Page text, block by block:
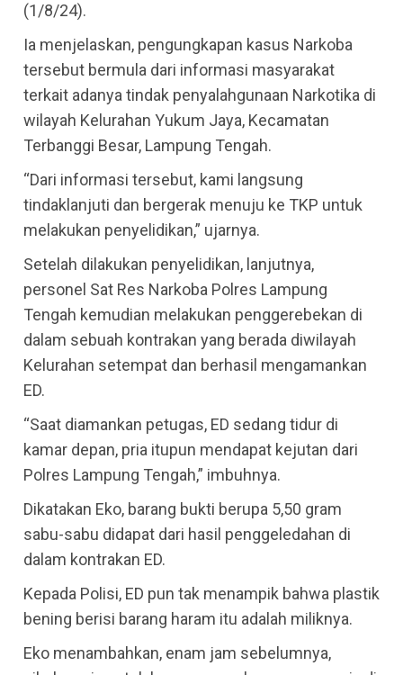
(1/8/24).
Ia menjelaskan, pengungkapan kasus Narkoba
tersebut bermula dari informasi masyarakat
terkait adanya tindak penyalahgunaan Narkotika di
wilayah Kelurahan Yukum Jaya, Kecamatan
Terbanggi Besar, Lampung Tengah.
“Dari informasi tersebut, kami langsung
tindaklanjuti dan bergerak menuju ke TKP untuk
melakukan penyelidikan,” ujarnya.
Setelah dilakukan penyelidikan, lanjutnya,
personel Sat Res Narkoba Polres Lampung
Tengah kemudian melakukan penggerebekan di
dalam sebuah kontrakan yang berada diwilayah
Kelurahan setempat dan berhasil mengamankan
ED.
“Saat diamankan petugas, ED sedang tidur di
kamar depan, pria itupun mendapat kejutan dari
Polres Lampung Tengah,” imbuhnya.
Dikatakan Eko, barang bukti berupa 5,50 gram
sabu-sabu didapat dari hasil penggeledahan di
dalam kontrakan ED.
Kepada Polisi, ED pun tak menampik bahwa plastik
bening berisi barang haram itu adalah miliknya.
Eko menambahkan, enam jam sebelumnya,